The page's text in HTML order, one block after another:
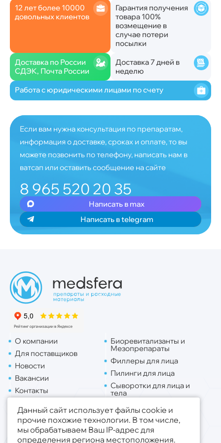
12 лет более 10000
довольных клиентов
Гарантия получения
товара 100%
возмещение в
случае потери
посылки
Доставка по России
СДЭК, Почта России
Доставка 7 дней в
неделю
Работа с юридическими лицами по счету
Если вам нужна консультация по препаратам,
информация о доставке, сроках и оплате, то вы
можете позвонить по телефону, написать нам в
ватсап или оставить сообщение на сайте
8 965 520 20 35
Написать в max
Написать в telegram
О компании
Для поставщиков
Новости
Вакансии
Контакты
Биоревитализанты и
Мезопрепараты
Филлеры для лица
Пилинги для лица
Сыворотки для лица и
тела
Липо. для лица
Липо. для тела
Публичная оферта
Данный сайт использует файлы cookie и
прочие похожие технологии. В том числе,
мы обрабатываем Ваш IP-адрес для
определения региона местоположения.